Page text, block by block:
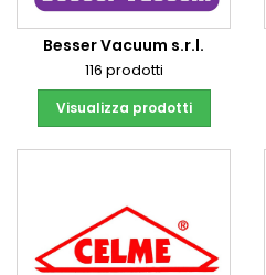
Besser Vacuum s.r.l.
116 prodotti
Visualizza prodotti